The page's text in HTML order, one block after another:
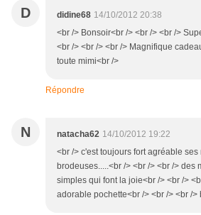
D didine68 14/10/2012 20:38
<br /> Bonsoir<br /> <br /> <br />
<br /> <br /> <br /> Magnifique
toute mimi<br />
Répondre
N natacha62 14/10/2012 19:22
<br /> c'est toujours fort agréable ses
brodeuses.....<br /> <br /> <br /> des
simples qui font la joie<br /> <br />
adorable pochette<br /> <br /> <br />